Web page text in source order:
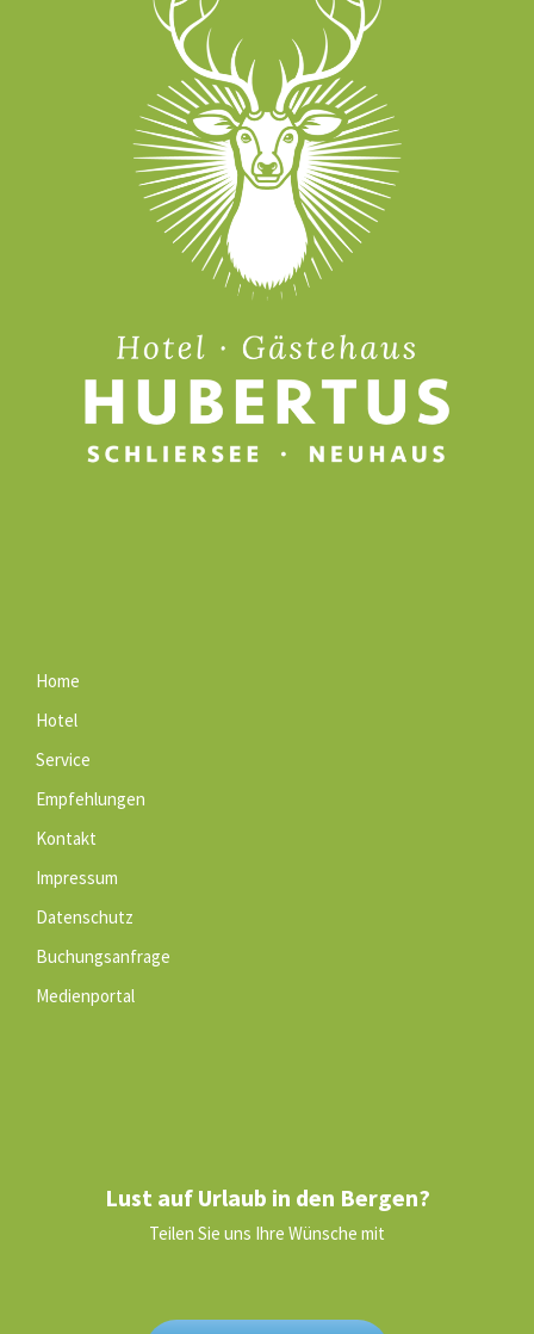
Home
Hotel
Service
Empfehlungen
Kontakt
Impressum
Datenschutz
Buchungsanfrage
Medienportal
Lust auf Urlaub in den Bergen?
Teilen Sie uns Ihre Wünsche mit